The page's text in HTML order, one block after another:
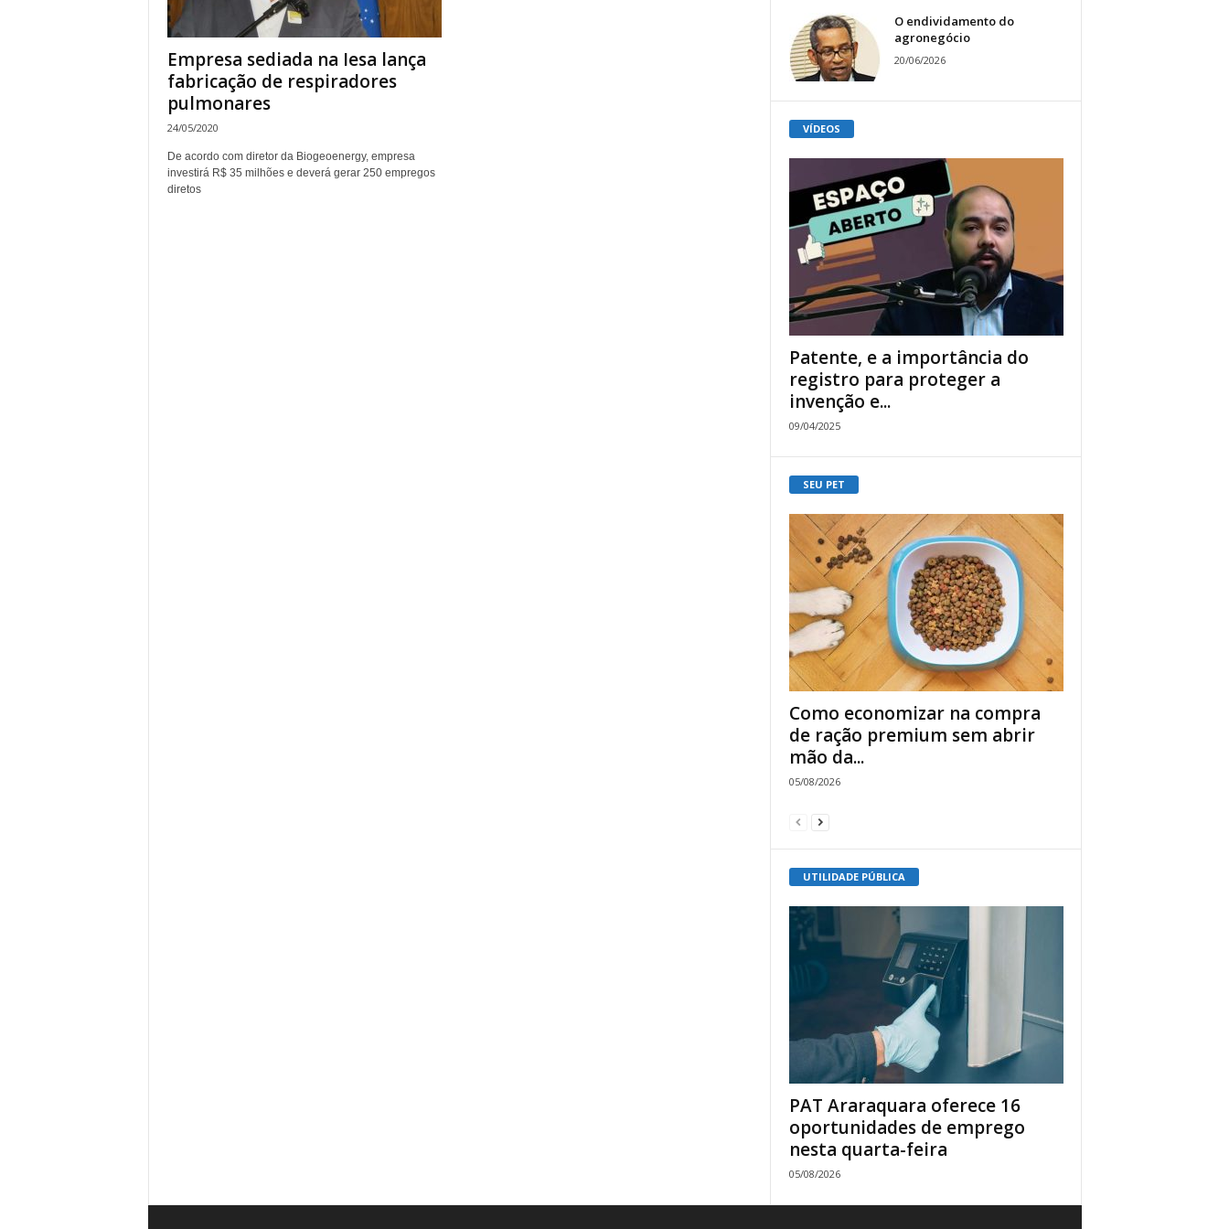
Empresa sediada na Iesa lança
fabricação de respiradores
pulmonares
24/05/2020
De acordo com diretor da Biogeoenergy, empresa
investirá R$ 35 milhões e deverá gerar 250 empregos
diretos
O endividamento do
agronegócio
20/06/2026
VÍDEOS
Patente, e a importância do
registro para proteger a
invenção e...
09/04/2025
SEU PET
Como economizar na compra
de ração premium sem abrir
mão da...
05/08/2026
UTILIDADE PÚBLICA
PAT Araraquara oferece 16
oportunidades de emprego
nesta quarta-feira
05/08/2026